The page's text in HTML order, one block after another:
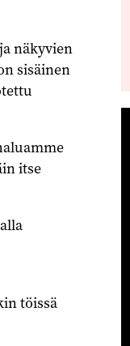
näkyvien
sisäinen
itse
töissä